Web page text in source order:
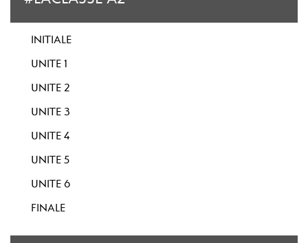
INITIALE
UNITE 1
UNITE 2
UNITE 3
UNITE 4
UNITE 5
UNITE 6
FINALE